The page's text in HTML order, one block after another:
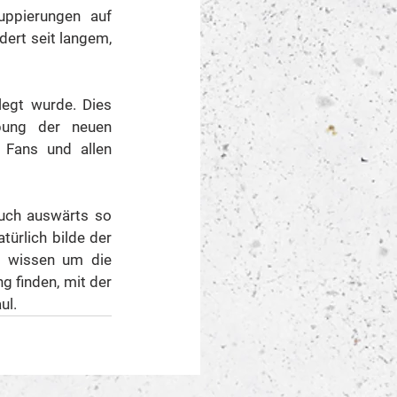
auf
seit langem,
wurde. Dies
der neuen
und allen
auswärts so
bilde der
wissen um die
finden, mit der